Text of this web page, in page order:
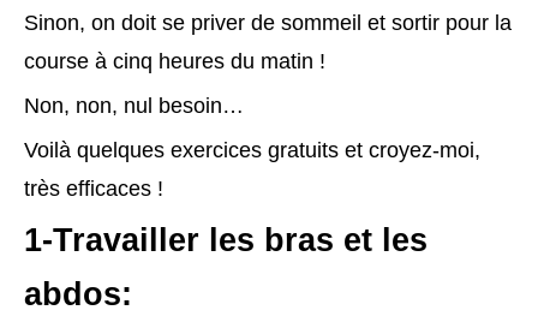
Sinon, on doit se priver de sommeil et sortir pour la
course à cinq heures du matin !
Non, non, nul besoin…
Voilà quelques exercices gratuits et croyez-moi,
très efficaces !
1-Travailler les bras et les
abdos: